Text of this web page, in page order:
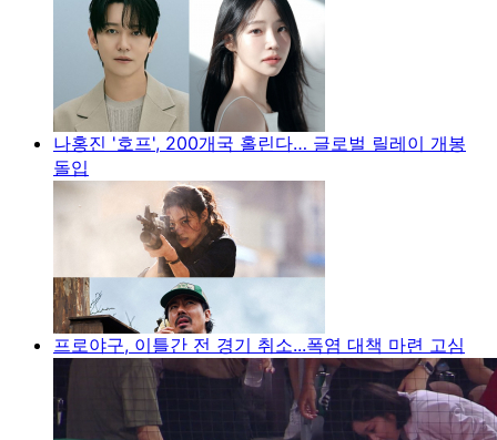
나홍진 '호프', 200개국 홀린다… 글로벌 릴레이 개봉
돌입
프로야구, 이틀간 전 경기 취소...폭염 대책 마련 고심